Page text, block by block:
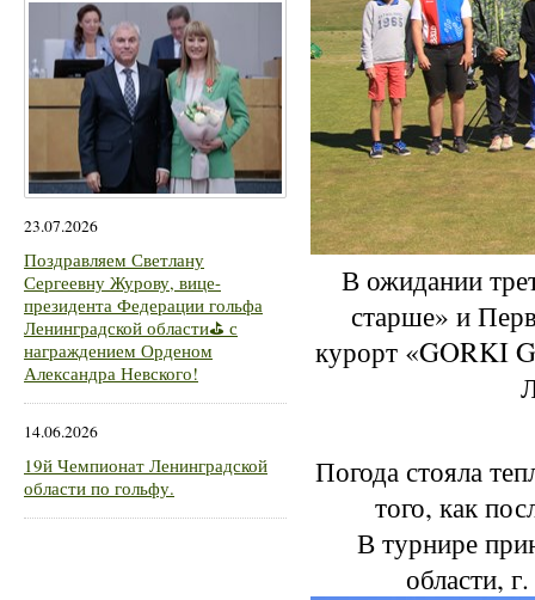
23.07.2026
Поздравляем Светлану
Сергеевну Журову, вице-
президента Федерации гольфа
Ленинградской области⛳ с
награждением Орденом
Александра Невского!
14.06.2026
19й Чемпионат Ленинградской
области по гольфу.
В ожидании
старше» и
курорт «GORKI
Погода стояла
того, как
В турнире
области,